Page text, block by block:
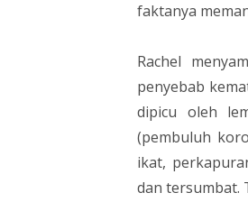
faktanya
Rachel
penyebab
dipicu oleh
(pembuluh
ikat,
dan tersumbat.